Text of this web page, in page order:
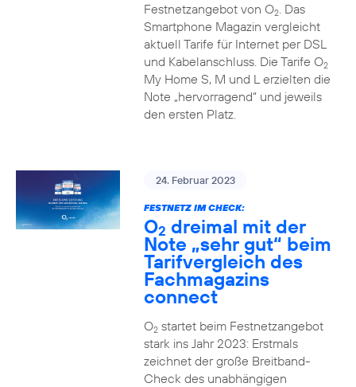
Festnetzangebot von O2. Das
Smartphone Magazin vergleicht
aktuell Tarife für Internet per DSL
und Kabelanschluss. Die Tarife O2
My Home S, M und L erzielten die
Note „hervorragend“ und jeweils
den ersten Platz.
24. Februar 2023
FESTNETZ IM CHECK:
O2 dreimal mit der
Note „sehr gut“ beim
Tarifvergleich des
Fachmagazins
connect
O2startet beim Festnetzangebot
stark ins Jahr 2023: Erstmals
zeichnet der große Breitband-
Check des unabhängigen